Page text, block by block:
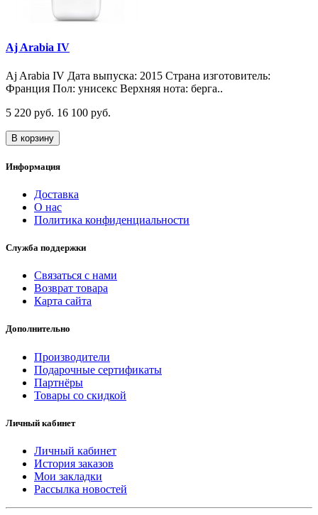
Aj Arabia IV
Aj Arabia IV Дата выпуска: 2015 Страна изготовитель:
Франция Пол: унисекс Верхняя нота: берга..
5 220 руб. 16 100 руб.
В корзину
Информация
Доставка
О нас
Политика конфиденциальности
Служба поддержки
Связаться с нами
Возврат товара
Карта сайта
Дополнительно
Производители
Подарочные сертификаты
Партнёры
Товары со скидкой
Личный кабинет
Личный кабинет
История заказов
Мои закладки
Рассылка новостей